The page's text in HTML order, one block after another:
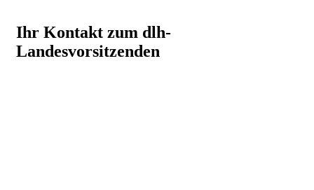
Ihr Kontakt zum dlh-
Landesvorsitzenden